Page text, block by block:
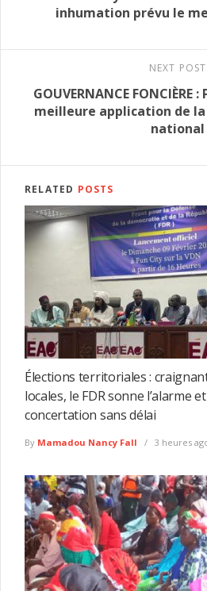
inhumation prévu le
NEXT POST
GOUVERNANCE
meilleure application de
national
RELATED POSTS
Élections territoriales :
locales, le FDR sonne l’alarme
concertation sans délai
By Mamadou Nancy Fall 3 heures